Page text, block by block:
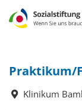
Praktikum/
Klinikum